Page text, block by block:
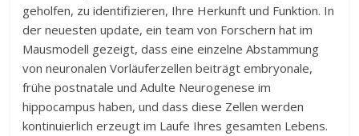
geholfen, zu identifizieren, Ihre Herkunft und Funktion. In
der neuesten update, ein team von Forschern hat im
Mausmodell gezeigt, dass eine einzelne Abstammung
von neuronalen Vorläuferzellen beiträgt embryonale,
frühe postnatale und Adulte Neurogenese im
hippocampus haben, und dass diese Zellen werden
kontinuierlich erzeugt im Laufe Ihres gesamten Lebens.